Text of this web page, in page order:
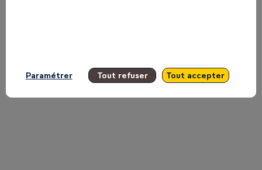
producteurs
et
Paramétrer Tout refuser Tout accepter